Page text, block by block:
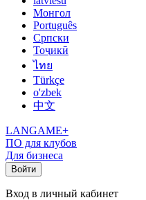
Монгол
Português
Српски
Тоҷикӣ
ไทย
Türkçe
o'zbek
中文
LANGAME+
ПО для клубов
Для бизнеса
Войти
Вход в личный кабинет